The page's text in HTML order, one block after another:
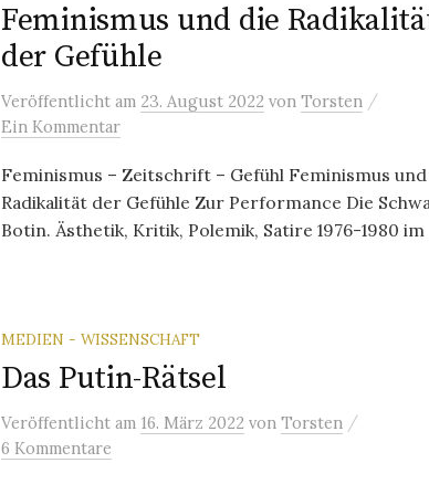
Feminismus und die
der Gefühle
Veröffentlicht am 23. August 2022 von Torsten /
Ein Kommentar
Feminismus – Zeitschrift – Gefühl Feminismus
Radikalität der Gefühle Zur Performance Die
Botin. Ästhetik, Kritik, Polemik, Satire 1976-1980 im
MEDIEN - WISSENSCHAFT
Das Putin-Rätsel
Veröffentlicht am 16. März 2022 von Torsten /
6 Kommentare